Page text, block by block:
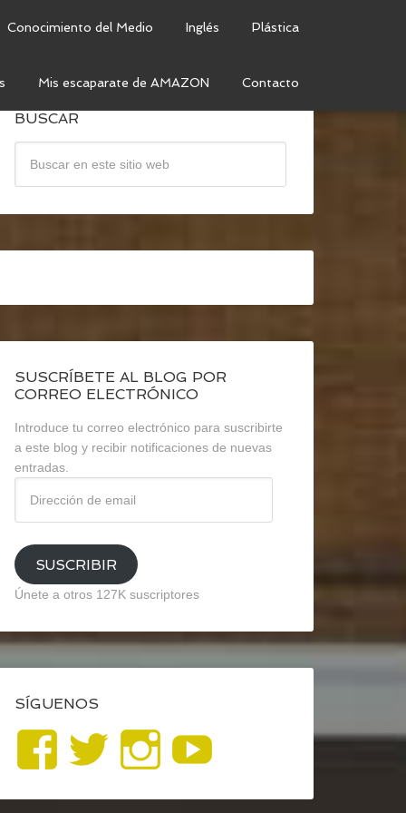
Conocimiento del Medio Inglés Plástica
Mis escaparate de AMAZON Contacto
BUSCAR
SUSCRÍBETE AL BLOG POR
CORREO ELECTRÓNICO
Introduce tu correo electrónico para suscribirte
a este blog y recibir notificaciones de nuevas
entradas.
email
SUSCRIBIR
Únete a otros 127K suscriptores
SÍGUENOS
Ver
perfil
Ver
perfil
Ver
perfil
YouTube